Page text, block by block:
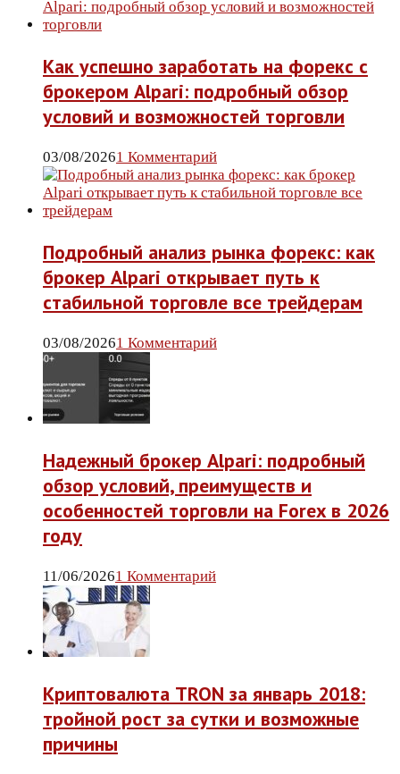
Как успешно заработать на форекс с
брокером Alpari: подробный обзор
условий и возможностей торговли
03/08/20261 Комментарий
Подробный анализ рынка форекс: как
брокер Alpari открывает путь к
стабильной торговле все трейдерам
03/08/20261 Комментарий
Надежный брокер Alpari: подробный
обзор условий, преимуществ и
особенностей торговли на Forex в 2026
году
11/06/20261 Комментарий
Криптовалюта TRON за январь 2018:
тройной рост за сутки и возможные
причины